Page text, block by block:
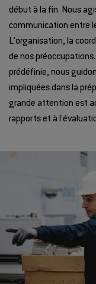
début à la fin. Nous
communication entre
L'organisation, la
de nos
prédéfinie, nous
impliquées dans la
grande attention est
rapports et à